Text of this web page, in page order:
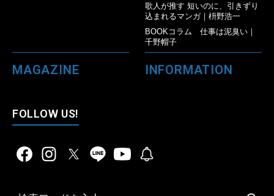
歌人が推す 短いのに、引きずり
込まれるマンガ｜枡野浩一
BOOKコラム 仕事は泥臭い｜
千野帽子
MAGAZINE INFORMATION
FOLLOW US!